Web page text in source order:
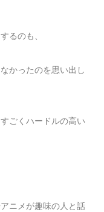
るのも、
かったのを思い出し
ごくハードルの高い
ニメが趣味の人と話